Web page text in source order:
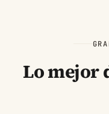
Lo mejor